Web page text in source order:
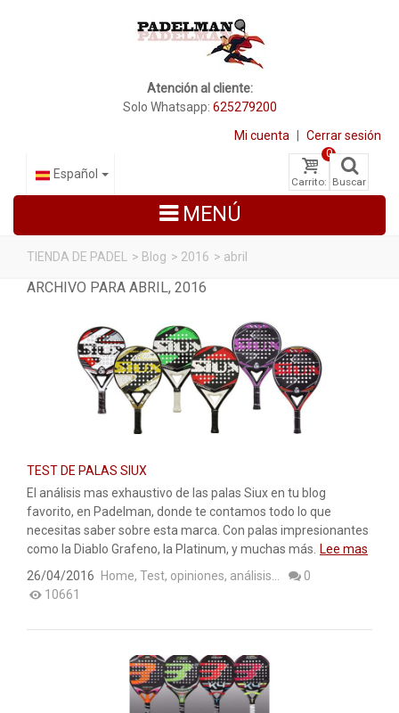
Atención al cliente:
Solo Whatsapp: 625279200
Mi cuenta Cerrar sesión
Carrito:
0
Buscar
Español
MENÚ
PALAS DE PADEL
ZAPATILLAS DE PADEL
PALETEROS
ROPA
OUTLET PADEL
BLOG
TIENDA DE PADEL > Blog > 2016 > abril
ARCHIVO PARA ABRIL, 2016
TEST DE PALAS SIUX
El análisis mas exhaustivo de las palas Siux en tu blog
favorito, en Padelman, donde te contamos todo lo que
necesitas saber sobre esta marca. Con palas impresionantes
como la Diablo Grafeno, la Platinum, y muchas más. Lee mas
26/04/2016 Home, Test, opiniones, análisis...
0
10661